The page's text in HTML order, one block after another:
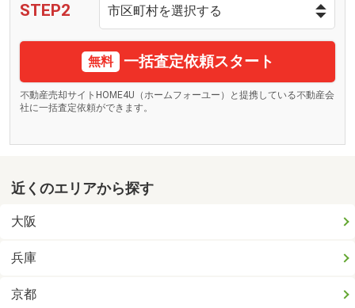
STEP2
無料 一括査定依頼スタート
不動産売却サイトHOME4U（ホームフォーユー）と提携している不動産会
社に一括査定依頼ができます。
近くのエリアから探す
大阪
兵庫
京都